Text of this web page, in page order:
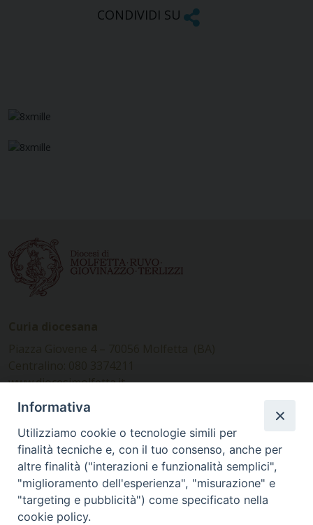
CONDIVIDI SU
www.diocesimolfetta.it –
diocesimolfetta@pec.chiesacattolica.it
Ufficio Comunicazioni sociali
Piazza Giovene 4 – 70056 Molfetta (BA)
comunicazionisociali@diocesimolfetta.it
Informativa
Utilizziamo cookie o tecnologie simili per
finalità tecniche e, con il tuo consenso, anche per
altre finalità ("interazioni e funzionalità semplici",
"miglioramento dell'esperienza", "misurazione" e
"targeting e pubblicità") come specificato nella
cookie policy.